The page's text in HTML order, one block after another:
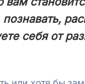
себя от